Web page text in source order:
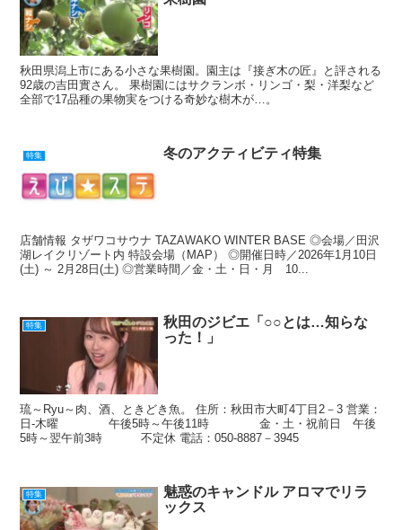
秋田県潟上市にある小さな果樹園。園主は『接ぎ木の匠』と評される
92歳の吉田實さん。 果樹園にはサクランボ・リンゴ・梨・洋梨など
全部で17品種の果物実をつける奇妙な樹木が…。
特集 冬のアクティビティ特集
店舗情報 タザワコサウナ TAZAWAKO WINTER BASE ◎会場／田沢
湖レイクリゾート内 特設会場（MAP） ◎開催日時／2026年1月10日
(土) ～ 2月28日(土) ◎営業時間／金・土・日・月 10...
特集
秋田のジビエ「○○とは…知らな
った！」
琉～Ryu～肉、酒、ときどき魚。 住所：秋田市大町4丁目2－3 営業：
日-木曜 午後5時～午後11時 金・土・祝前日 午後
5時～翌午前3時 不定休 電話：050-8887－3945
特集
魅惑のキャンドル アロマでリラ
ックス